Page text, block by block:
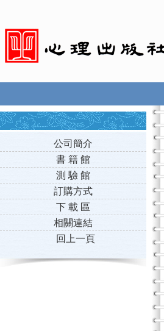
公司簡介
書 籍 館
測 驗 館
訂購方式
下 載 區
相關連結
回上一頁